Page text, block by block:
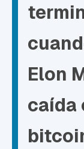
Elon
caída